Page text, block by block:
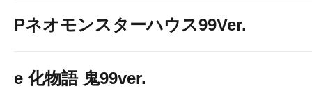
Pネオモンスターハウス99Ver.
e 化物語 鬼99ver.